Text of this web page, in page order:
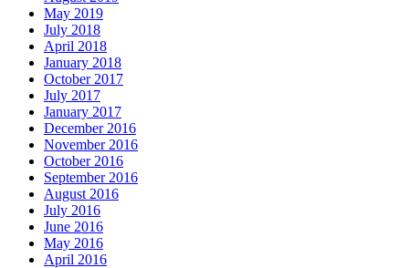
May 2019
July 2018
April 2018
January 2018
October 2017
July 2017
January 2017
December 2016
November 2016
October 2016
September 2016
August 2016
July 2016
June 2016
May 2016
April 2016